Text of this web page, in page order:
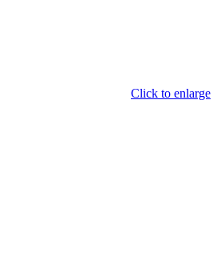
Click to enlarge